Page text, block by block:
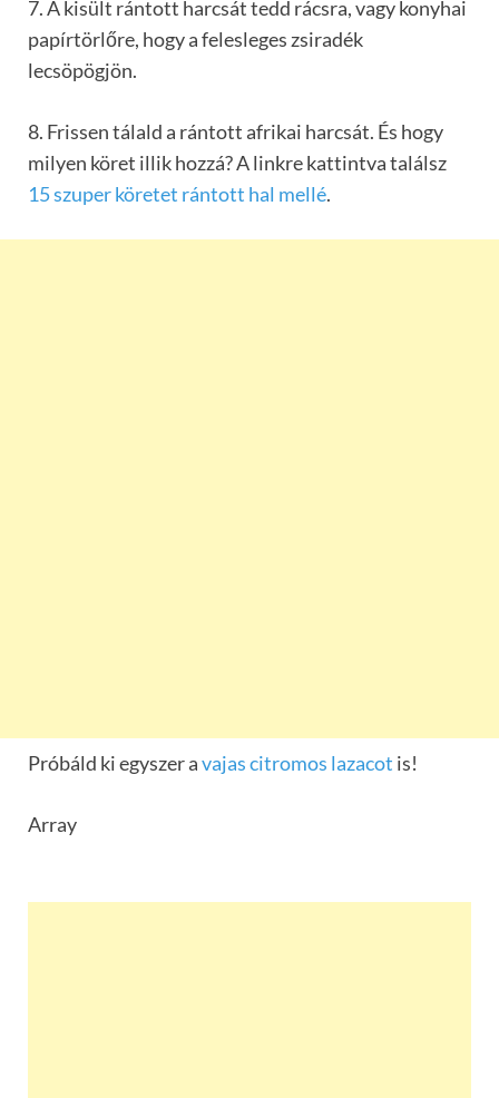
7. A kisült rántott harcsát tedd rácsra, vagy konyhai
papírtörlőre, hogy a felesleges zsiradék
lecsöpögjön.
8. Frissen tálald a rántott afrikai harcsát. És hogy
milyen köret illik hozzá? A linkre kattintva találsz
15 szuper köretet rántott hal mellé.
Próbáld ki egyszer avajas citromos lazacot is!
Array